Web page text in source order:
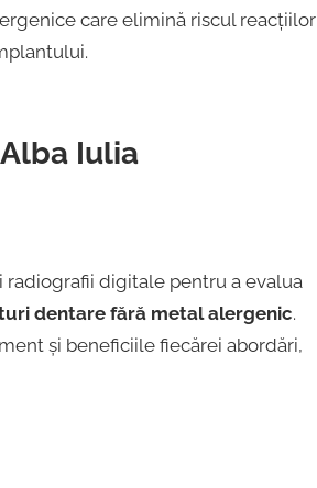
care elimină riscul reacțiilor
Iulia
radiografii digitale pentru a evalua
dentare fără metal alergenic.
și beneficiile fiecărei abordări,